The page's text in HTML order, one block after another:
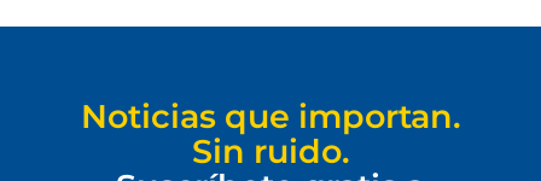
Noticias que importan.
Sin ruido.